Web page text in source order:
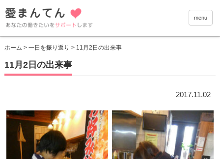
愛まん
menu
ホーム > 一日を振り返り > 11月2日の出来事
11月2日の出来事
2017.11.02